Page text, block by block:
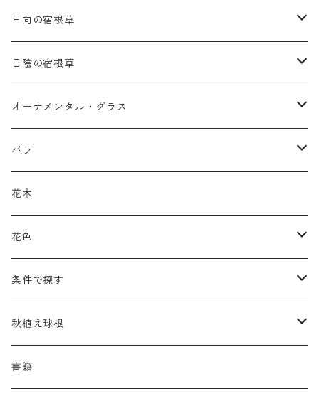
日向の宿根草
ア行
アガパンツス
アキレア
アストランティア
アデノフォラ
カ行
カラミンタ
カルタ
クランベ
サ行
サルウィア
サングイソルバ
タ行
タナケツム
タリクトルム
ナ行
ネペタ
ハ行
パエオニア
バプティシア
マ行
ムクゲニア
ラ行
日陰の宿根草
ア行
アクタエア
アコニツム
アルンクス
カ行
ギボウシ
キレンゲショウマ
タ行
ティアレラ
ドイツスズラン
ハ行
ブルネラ
プルモナリア
マ行
メルテンシア
ラ行
ランプロカプノス
シダ類
オーナメンタル・グラス
ア行
エリムス
カ行
カスマンティウム
カレクス
サ行
スティパ
セスレリア
タ行
デスカンプシア
ハ行
ハコネクロア
マ行
バラ
原種類
ハマナシの交配種（HRg）
ランブラー
クライマー
半つる
花木
花色
黒
青
緑
条件で探す
蜜源植物
グランドカバーにも良い植物
秋植え球根
アリウム
書籍